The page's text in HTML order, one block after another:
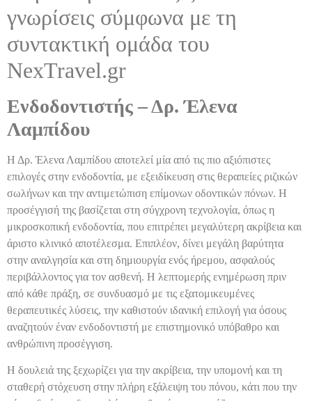
γνωρίσεις σύμφωνα με τη
συντακτική ομάδα του
NexTravel.gr
Ενδοδοντιστής – Δρ. Έλενα
Λαμπίδου
Η Δρ. Έλενα Λαμπίδου αποτελεί μία από τις πιο αξιόπιστες
επιλογές στην ενδοδοντία, με εξειδίκευση στις θεραπείες ριζικών
σωλήνων και την αντιμετώπιση επίμονων οδοντικών πόνων. Η
προσέγγισή της βασίζεται στη σύγχρονη τεχνολογία, όπως η
μικροσκοπική ενδοδοντία, που επιτρέπει μεγαλύτερη ακρίβεια και
άριστο κλινικό αποτέλεσμα. Επιπλέον, δίνει μεγάλη βαρύτητα
στην αναλγησία και στη δημιουργία ενός ήρεμου, ασφαλούς
περιβάλλοντος για τον ασθενή. Η λεπτομερής ενημέρωση πριν
από κάθε πράξη, σε συνδυασμό με τις εξατομικευμένες
θεραπευτικές λύσεις, την καθιστούν ιδανική επιλογή για όσους
αναζητούν έναν ενδοδοντιστή με επιστημονικό υπόβαθρο και
ανθρώπινη προσέγγιση.
Η δουλειά της ξεχωρίζει για την ακρίβεια, την υπομονή και τη
σταθερή στόχευση στην πλήρη εξάλειψη του πόνου, κάτι που την